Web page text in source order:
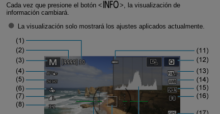
Cada vez que presione el botón
, la visualización de
información cambiará.
La visualización solo mostrará los ajustes aplicados actualmente.